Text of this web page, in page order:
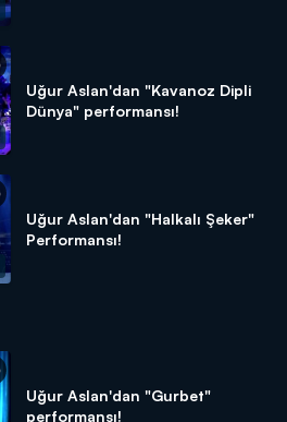
Uğur Aslan'dan "Kavanoz Dipli
Dünya" performansı!
Uğur Aslan'dan "Halkalı Şeker"
Performansı!
Uğur Aslan'dan "Gurbet"
performansı!